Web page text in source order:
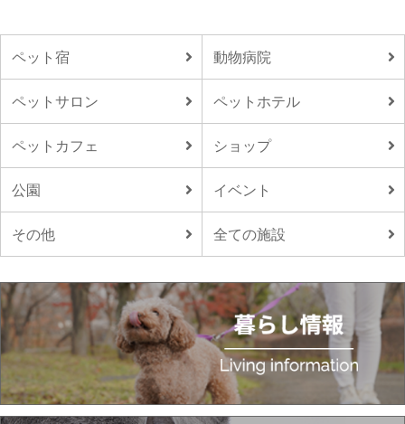
ペット宿 動物病院
ペットサロン ペットホテル
ペットカフェ ショップ
公園 イベント
その他 全ての施設